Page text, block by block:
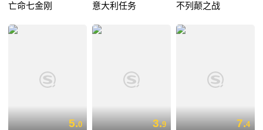
亡命七金刚 意大利任务 不列颠之战
5.0 3.9 7.4